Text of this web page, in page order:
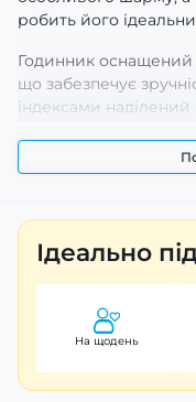
робить його
Годинник оснащений
що забезпечує
індексами
щільно прилягає до
протягом усього дня.
Casio MTS-100D-7A
партнер на кожен
підкреслить
насолоджуйтеся
Ідеально
На щодень